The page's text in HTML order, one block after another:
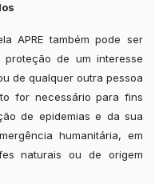
APRE também pode ser
de um interesse
de qualquer outra pessoa
for necessário para fins
de epidemias e da sua
humanitária, em
naturais ou de origem